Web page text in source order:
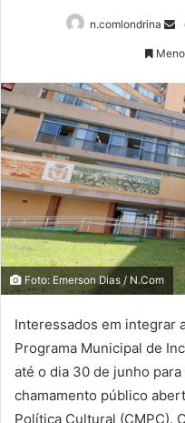
n.comlondrina
Foto: Emerson Dias / N.Com
Interessados em integrar
Programa Municipal de
até o dia 30 de junho
chamamento público
Política Cultural (CMPC).